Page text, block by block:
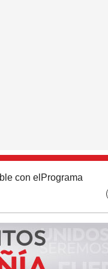
con el Programa